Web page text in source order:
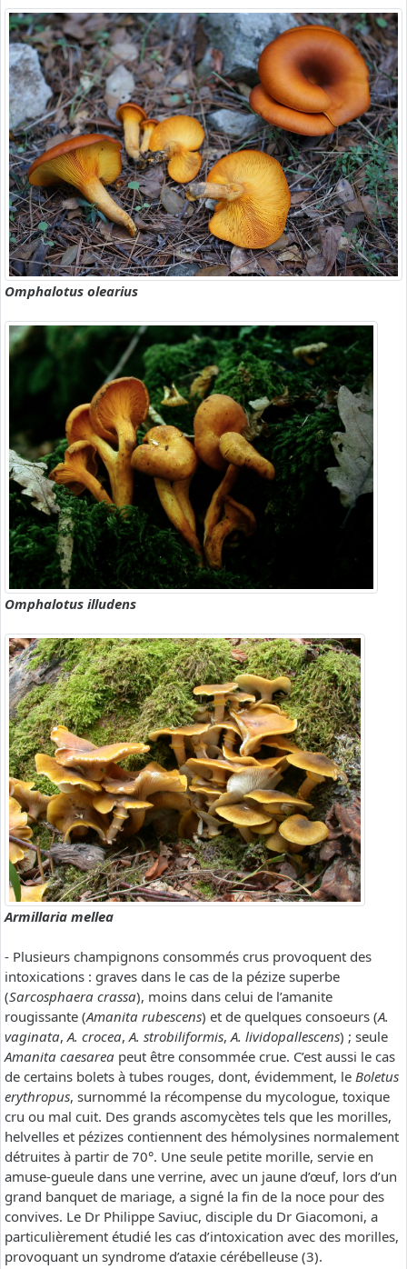
Omphalotus olearius
Omphalotus illudens
Armillaria mellea
- Plusieurs champignons consommés crus provoquent des
intoxications : graves dans le cas de la pézize superbe
(Sarcosphaera crassa), moins dans celui de l’amanite
rougissante (Amanita rubescens) et de quelques consoeurs (A.
vaginata,A. crocea, A. strobiliformis,A. lividopallescens) ; seule
Amanita caesarea peut être consommée crue. C’est aussi le cas
de certains bolets à tubes rouges, dont, évidemment, le Boletus
erythropus, surnommé la récompense du mycologue, toxique
cru ou mal cuit. Des grands ascomycètes tels que les morilles,
helvelles et pézizes contiennent des hémolysines normalement
détruites à partir de 70°. Une seule petite morille, servie en
amuse-gueule dans une verrine, avec un jaune d’œuf, lors d’un
grand banquet de mariage, a signé la fin de la noce pour des
convives. Le Dr Philippe Saviuc, disciple du Dr Giacomoni, a
particulièrement étudié les cas d’intoxication avec des morilles,
provoquant un syndrome d’ataxie cérébelleuse (3).